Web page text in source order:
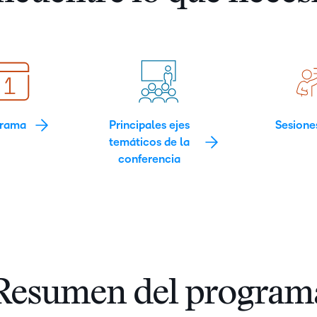
Principales ejes
temáticos de la
conferencia
del